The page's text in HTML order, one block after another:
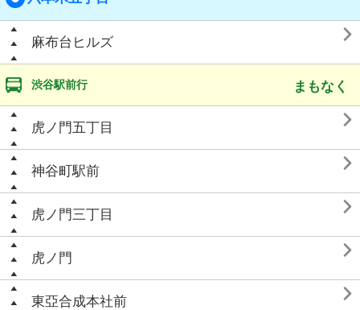
麻布台ヒルズ 
渋谷駅前行 まもなく
虎ノ門五丁目 
神谷町駅前 
虎ノ門三丁目 
虎ノ門 
東亞合成本社前 